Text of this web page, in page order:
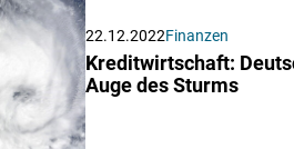
22.12.2022Finanzen
Kreditwirtschaft:
Auge des Sturms